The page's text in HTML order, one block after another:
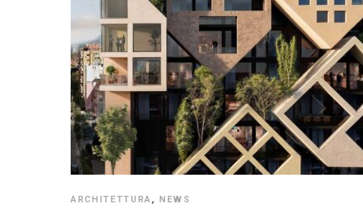
ARCHITETTURA,NEWS